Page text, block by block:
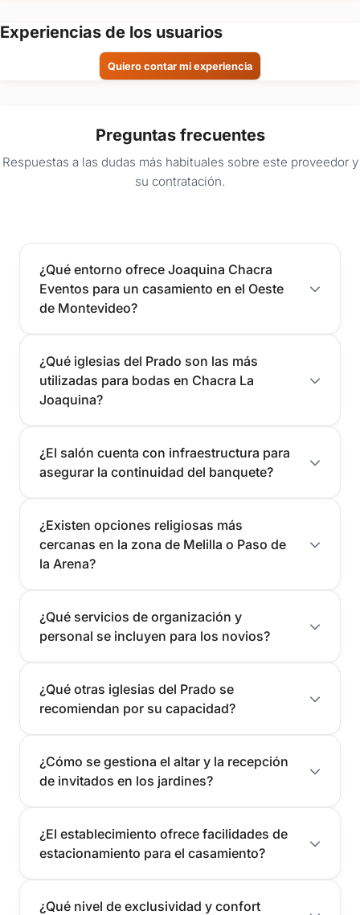
Experiencias de los usuarios
Quiero contar mi experiencia
Preguntas frecuentes
Respuestas a las dudas más habituales sobre este proveedor y
su contratación.
¿Qué entorno ofrece Joaquina Chacra
Eventos para un casamiento en el Oeste
de Montevideo?
¿Qué iglesias del Prado son las más
utilizadas para bodas en Chacra La
Joaquina?
¿El salón cuenta con infraestructura para
asegurar la continuidad del banquete?
¿Existen opciones religiosas más
cercanas en la zona de Melilla o Paso de
la Arena?
¿Qué servicios de organización y
personal se incluyen para los novios?
¿Qué otras iglesias del Prado se
recomiendan por su capacidad?
¿Cómo se gestiona el altar y la recepción
de invitados en los jardines?
¿El establecimiento ofrece facilidades de
estacionamiento para el casamiento?
¿Qué nivel de exclusividad y confort